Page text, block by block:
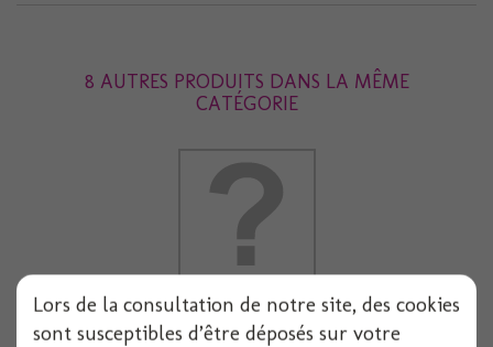
8 AUTRES PRODUITS DANS LA MÊME
CATÉGORIE
Serviette dunilin blanche 40x40cm x12
Lors de la consultation de notre site, des cookies
sont susceptibles d’être déposés sur votre